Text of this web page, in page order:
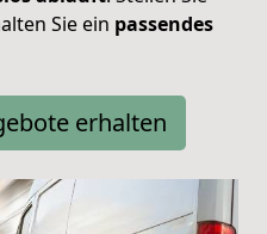
Sie ein passendes
erhalten